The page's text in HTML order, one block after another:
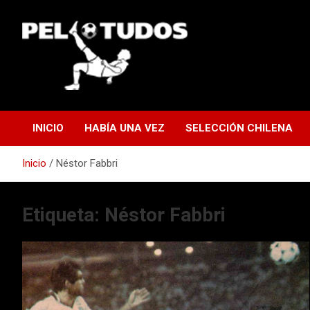
contenido
INICIO HABÍA UNA VEZ SELECCIÓN CHILENA
Inicio Néstor Fabbri
Etiqueta: Néstor Fabbri